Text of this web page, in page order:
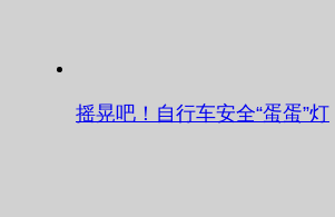
摇晃吧！自行车安全“蛋蛋”灯